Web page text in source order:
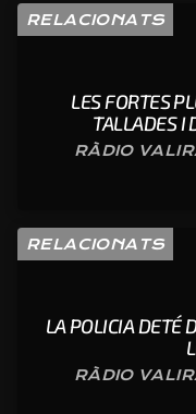
RELACIONATS
LES FORTES
TALLADES I
RÀDIO
RELACIONATS
LA POLICIA DETÉ
RÀDIO